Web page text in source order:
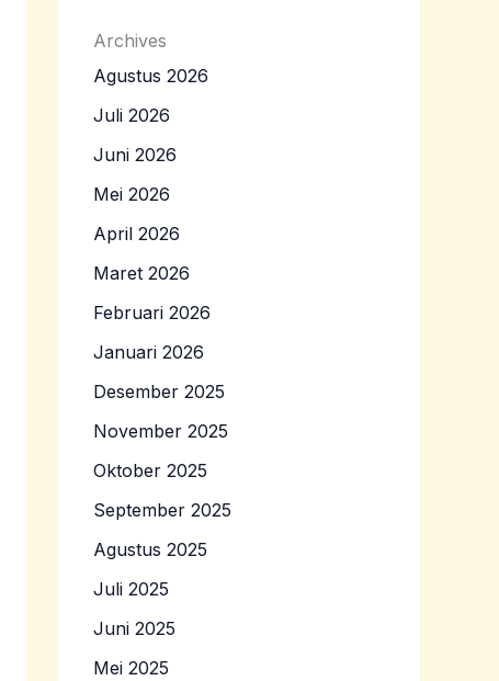
Archives
Agustus 2026
Juli 2026
Juni 2026
Mei 2026
April 2026
Maret 2026
Februari 2026
Januari 2026
Desember 2025
November 2025
Oktober 2025
September 2025
Agustus 2025
Juli 2025
Juni 2025
Mei 2025